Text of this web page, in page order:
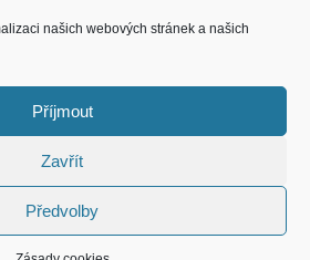
našich webových stránek a našich
Příjmout
Zavřít
Předvolby
Prušánky 2015 - 2023